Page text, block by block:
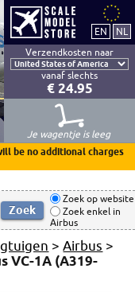
Verzendkosten naar
vanaf slechts
€ 24.95
Je wagentje is leeg
be no additional charges
Zoek op website
Zoek enkel in
Airbus
>Airbus >
VC-1A (A319-